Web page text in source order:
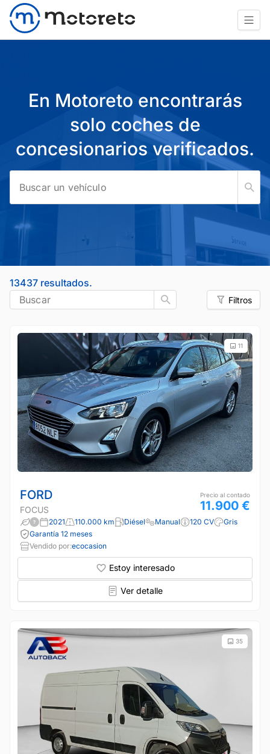
En Motoreto encontrarás
solo coches de
concesionarios verificados.
Buscar un vehículo
13437 resultados.
Buscar
Filtros
11
FORD
FOCUS
Precio al contado
11.900 €
2021 110.000 km Diésel Manual 120 CV
Gris
Garantía 12 meses
Vendido por:ecocasion
Estoy interesado
Ver detalle
35